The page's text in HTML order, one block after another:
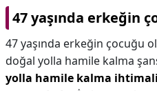
47 yaşında erkeğin
47 yaşında erkeğin çocuğu
doğal yolla hamile kalma
yolla hamile kalma ihtimali